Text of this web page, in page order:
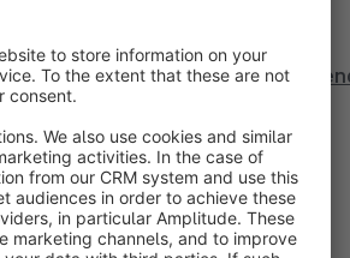
sw5demo.swk-web.com/